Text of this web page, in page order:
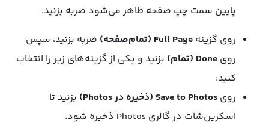
پایین سمت چپ صفحه ظاهر می‌شود ضربه بزنید.
روی گزینه Full Page (تمام‌صفحه)
ضربه بزنید، سپس
روی Done (تمام)
بزنید و یکی از گزینه‌های زیر را انتخاب
کنید:
روی Save to Photos (ذخیره در Photos)
بزنید تا
اسکرین‌شات در گالری Photos ذخیره شود.